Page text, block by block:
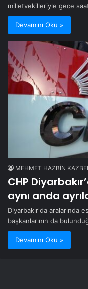
milletvekilleriyle gece
Devamını Oku »
MEHMET HAZBİN
CHP
aynı anda
Diyarbakır'da aralarında
başkanlarının da
Devamını Oku »